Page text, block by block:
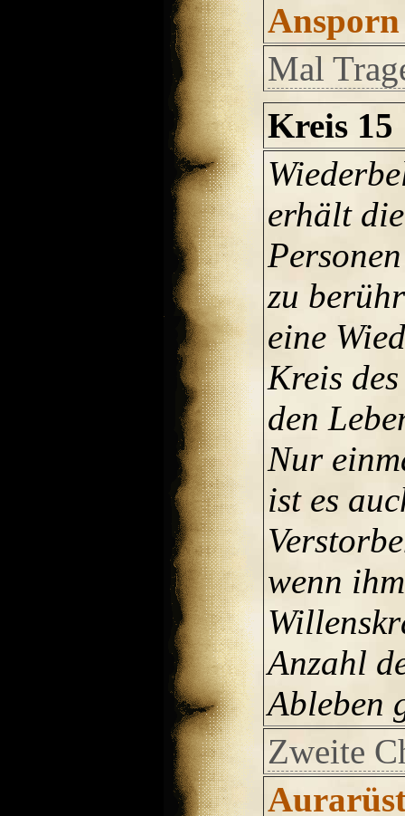
Ansporn
Mal
Kreis 15
erhält
zu
eine
Kreis
den
Nur
ist es
wenn
Anzahl
Ableben
Zweite